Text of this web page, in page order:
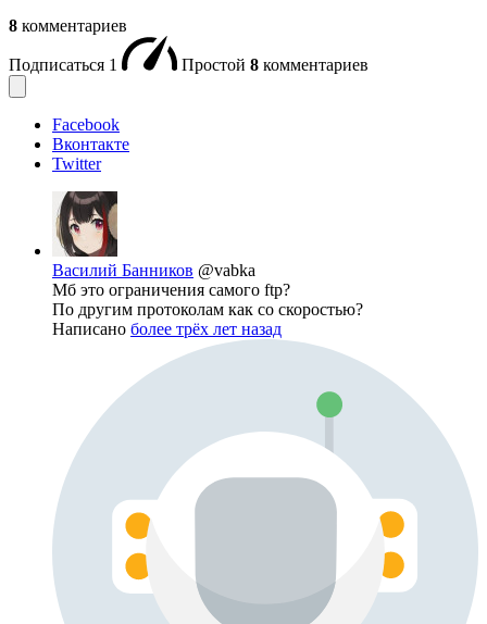
8 комментариев
Подписаться 1 Простой 8 комментариев
Facebook
Вконтакте
Twitter
Василий Банников @vabka
Мб это ограничения самого ftp?
По другим протоколам как со скоростью?
Написано более трёх лет назад